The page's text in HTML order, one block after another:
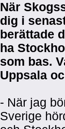
När
dig i
berättade
ha
som bas.
Uppsala
- När jag
Sverige